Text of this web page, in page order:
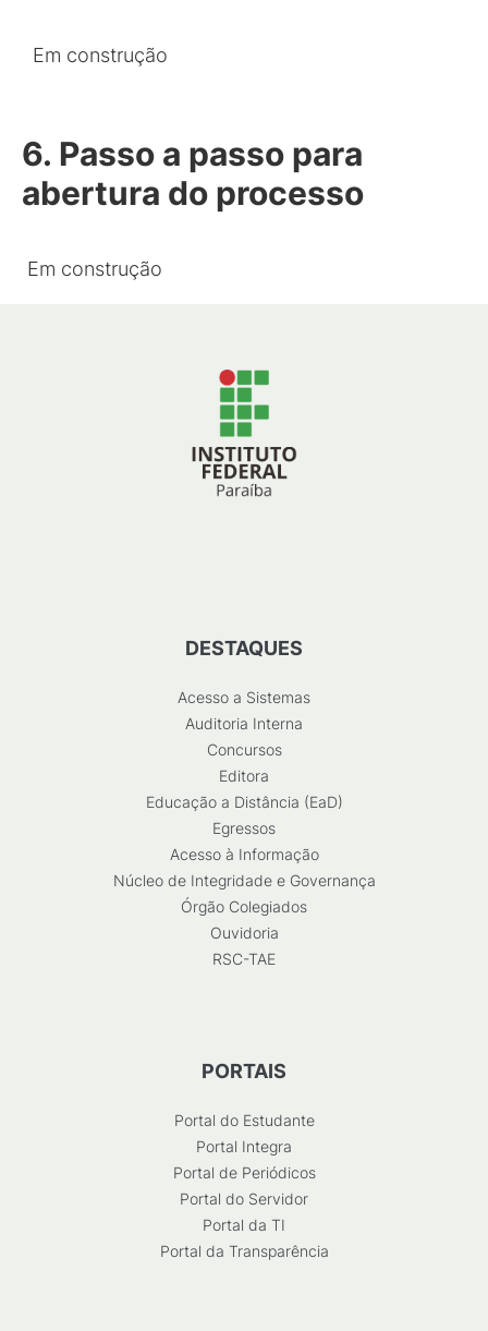
Em construção
6. Passo a passo para
abertura do processo
Em construção
DESTAQUES
Acesso a Sistemas
Auditoria Interna
Concursos
Editora
Educação a Distância (EaD)
Egressos
Acesso à Informação
Núcleo de Integridade e Governança
Órgão Colegiados
Ouvidoria
RSC-TAE
PORTAIS
Portal do Estudante
Portal Integra
Portal de Periódicos
Portal do Servidor
Portal da TI
Portal da Transparência